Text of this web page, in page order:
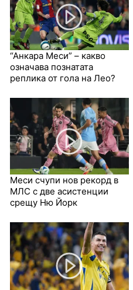
“Анкара Меси” – какво
означава познатата
реплика от гола на Лео?
Меси счупи нов рекорд в
МЛС с две асистенции
срещу Ню Йорк